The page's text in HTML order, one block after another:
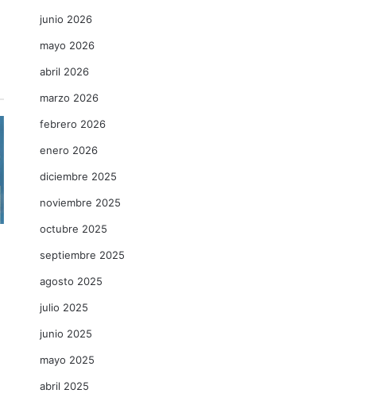
junio 2026
mayo 2026
abril 2026
marzo 2026
febrero 2026
enero 2026
diciembre 2025
noviembre 2025
octubre 2025
septiembre 2025
agosto 2025
julio 2025
junio 2025
mayo 2025
abril 2025